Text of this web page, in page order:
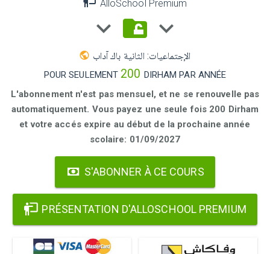
AlloSchool Premium
الإجتماعيات: الثانية باك آداب
POUR SEULEMENT 200 DIRHAM PAR ANNÉE
L'abonnement n'est pas mensuel, et ne se renouvelle pas
automatiquement. Vous payez une seule fois 200 Dirham
et votre accés expire au début de la prochaine année
scolaire: 01/09/2027
S'ABONNER À CE COURS
PRÉSENTATION D'ALLOSCHOOL PREMIUM